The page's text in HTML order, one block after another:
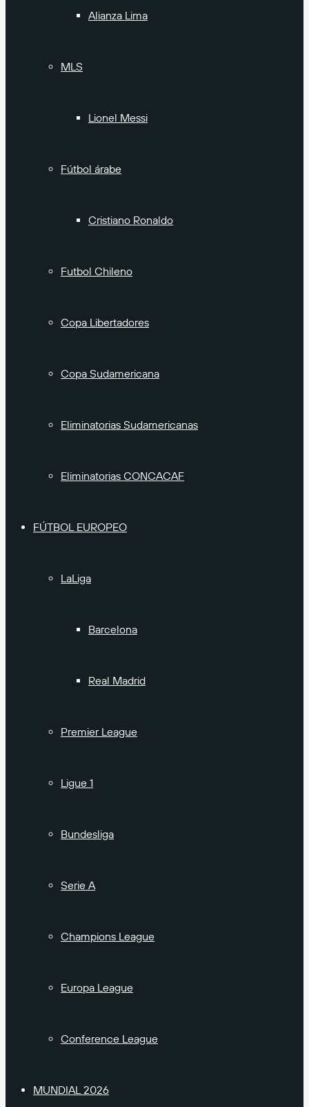
Alianza Lima
MLS
Lionel Messi
Fútbol árabe
Cristiano Ronaldo
Futbol Chileno
Copa Libertadores
Copa Sudamericana
Eliminatorias Sudamericanas
Eliminatorias CONCACAF
FÚTBOL EUROPEO
LaLiga
Barcelona
Real Madrid
Premier League
Ligue 1
Bundesliga
Serie A
Champions League
Europa League
Conference League
MUNDIAL 2026